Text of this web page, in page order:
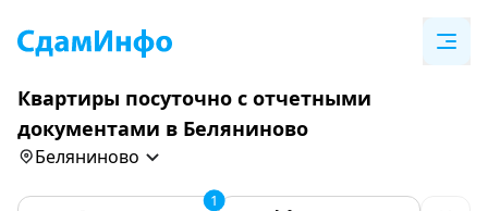
Квартиры посуточно с отчетными
документами в Беляниново
Беляниново
1